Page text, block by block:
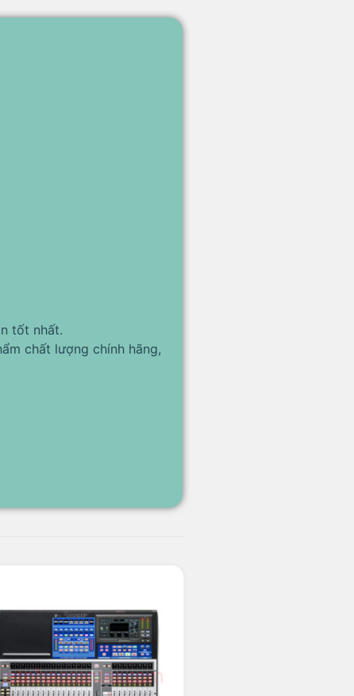
tốt nhất.
chất lượng chính hãng,